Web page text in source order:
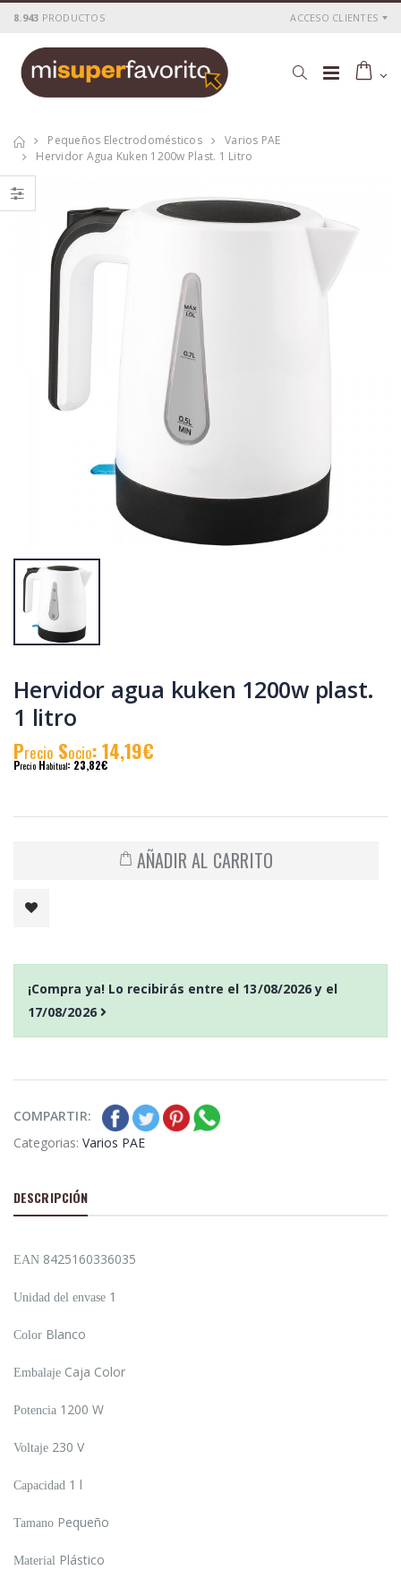
8.943 PRODUCTOS ACCESO CLIENTES
Pequeños Electrodomésticos
Varios PAE
Hervidor Agua Kuken 1200w Plast. 1 Litro
Hervidor agua kuken 1200w plast.
1 litro
Precio Socio: 14,19€
Precio Habitual: 23,82€
AÑADIR AL CARRITO
¡Compra ya! Lo recibirás entre el 13/08/2026y el
17/08/2026
COMPARTIR:
Categorias: Varios PAE
DESCRIPCIÓN
EAN 8425160336035
Unidad del envase 1
Color Blanco
Embalaje Caja Color
Potencia 1200 W
Voltaje 230 V
Capacidad 1 l
Tamano Pequeño
Material Plástico
Tostadora
inox.2pc. 800 w.
P
recio abitual
inox.2pc.1000w.grande
Socio: 33,29€
: 57,60€
: 21,26€
abitual: 36,61€